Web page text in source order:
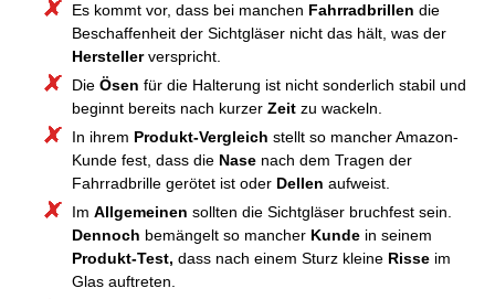
Es kommt vor, dass bei manchen Fahrradbrillen die
Beschaffenheit der Sichtgläser nicht das hält, was der
Herstellerverspricht.
Die Ösen für die Halterung ist nicht sonderlich stabil und
beginnt bereits nach kurzer Zeit zu wackeln.
In ihrem Produkt-Vergleich stellt so mancher Amazon-
Kunde fest, dass die Nase nach dem Tragen der
Fahrradbrille gerötet ist oder Dellen aufweist.
Im Allgemeinen sollten die Sichtgläser bruchfest sein.
Dennoch bemängelt so mancher Kunde in seinem
Produkt-Test, dass nach einem Sturz kleine Risse im
Glas auftreten.